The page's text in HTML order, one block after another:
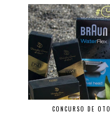
CONCURSO DE